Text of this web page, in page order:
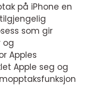
på iPhone en
som gir
og
Apples
Apple seg og